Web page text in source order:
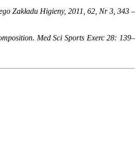
Zakładu Higieny, 2011, 62, Nr 3, 343 –
Med Sci Sports Exerc 28: 139–